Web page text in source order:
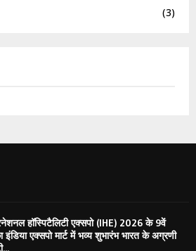
(3)
हॉस्पिटैलिटी एक्सपो (IHE) 2026 के 9वें
एक्सपो मार्ट में भव्य शुभारंभ भारत के अग्रणी